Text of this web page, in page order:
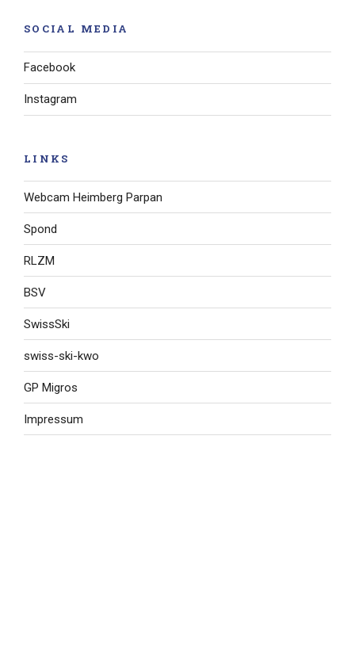
SOCIAL MEDIA
Facebook
Instagram
LINKS
Webcam Heimberg Parpan
Spond
RLZM
BSV
SwissSki
swiss-ski-kwo
GP Migros
Impressum